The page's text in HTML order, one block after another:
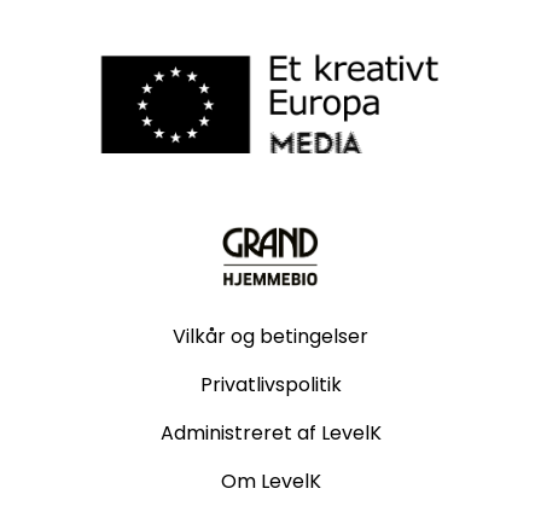
Vilkår og betingelser
Privatlivspolitik
Administreret af LevelK
Om LevelK